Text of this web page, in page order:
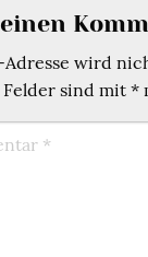
wird
sind mit*